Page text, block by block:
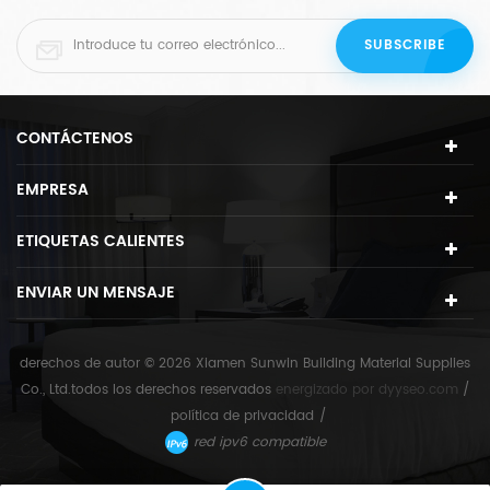
CONTÁCTENOS
EMPRESA
ETIQUETAS CALIENTES
ENVIAR UN MENSAJE
derechos de autor © 2026 Xiamen Sunwin Building Material Supplies
Co., Ltd.todos los derechos reservados energizado por dyyseo.com /
política de privacidad /
red ipv6 compatible